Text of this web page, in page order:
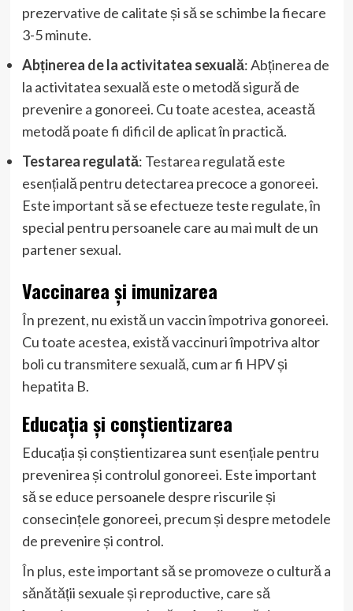
prezervative de calitate și să se schimbe la fiecare
3-5 minute.
Abținerea de la activitatea sexuală: Abținerea de
la activitatea sexuală este o metodă sigură de
prevenire a gonoreei. Cu toate acestea, această
metodă poate fi dificil de aplicat în practică.
Testarea regulată: Testarea regulată este
esențială pentru detectarea precoce a gonoreei.
Este important să se efectueze teste regulate, în
special pentru persoanele care au mai mult de un
partener sexual.
Vaccinarea și imunizarea
În prezent, nu există un vaccin împotriva gonoreei.
Cu toate acestea, există vaccinuri împotriva altor
boli cu transmitere sexuală, cum ar fi HPV și
hepatita B.
Educația și conștientizarea
Educația și conștientizarea sunt esențiale pentru
prevenirea și controlul gonoreei. Este important
să se educe persoanele despre riscurile și
consecințele gonoreei, precum și despre metodele
de prevenire și control.
În plus, este important să se promoveze o cultură a
sănătății sexuale și reproductive, care să